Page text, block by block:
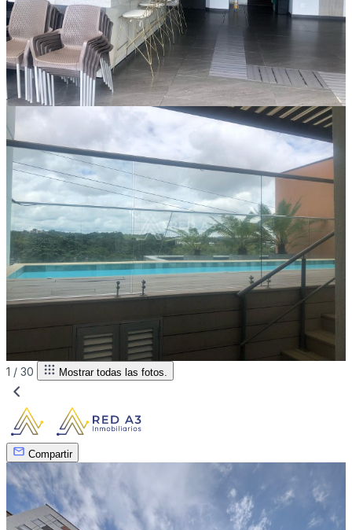
1 / 30 Mostrar todas las fotos.
Compartir